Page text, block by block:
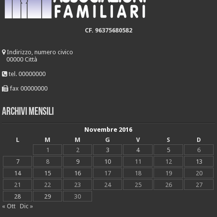
CF. 96375680582
Indirizzo, numero civico
00000 Città
tel. 00000000
fax 00000000
Archivi mensili
Novembre 2016
L
M M G V S
D
1
2 3 4 5
6
7
8 9 10 11 12
13
14
15 16 17 18 19
20
21
22 23 24 25 26
27
28
29
30
« Ott
Dic »